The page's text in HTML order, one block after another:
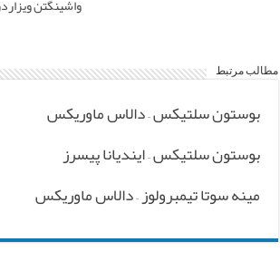
مطالب مرتبط
بوستون سلتیکس – دالاس ماوریکس
بوستون سلتیکس – ایندیانا پیسرز
مینه سوتا تیمبرولوز – دالاس ماوریکس